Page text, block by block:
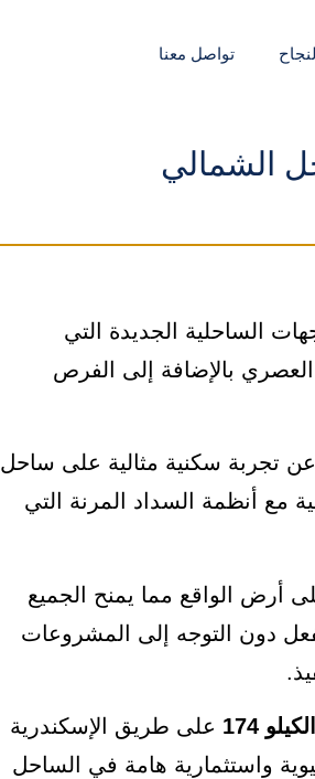
تواصل معنا
الساحلية الجديدة التي
بالإضافة إلى الفرص
تجربة سكنية مثالية على ساحل
مع أنظمة السداد المرنة التي
أرض الواقع مما يمنح الجميع
دون التوجه إلى المشروعات
الكيلو 174
على طريق الإسكندرية
واستثمارية هامة في الساحل